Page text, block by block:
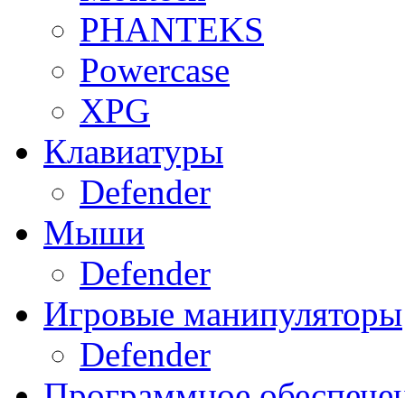
PHANTEKS
Powercase
XPG
Клавиатуры
Defender
Мыши
Defender
Игровые манипуляторы
Defender